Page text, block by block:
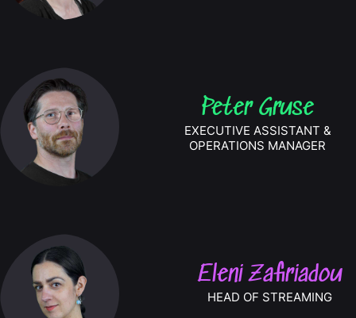
Peter Gruse
EXECUTIVE ASSISTANT &
OPERATIONS MANAGER
Eleni Zafiriadou
HEAD OF STREAMING